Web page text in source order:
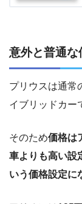
意外と普通な
プリウスは通常
イブリッドカー
そのため価格は
車よりも高い設
いう価格設定に